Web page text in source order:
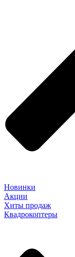
Новинки
Акции
Хиты продаж
Квадрокоптеры